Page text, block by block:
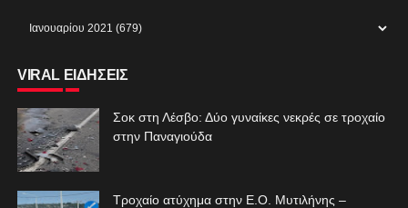
VIRAL ΕΙΔΗΣΕΙΣ
Σοκ στη Λέσβο: Δύο γυναίκες νεκρές σε τροχαίο
στην Παναγιούδα
Τροχαίο ατύχημα στην Ε.Ο. Μυτιλήνης –